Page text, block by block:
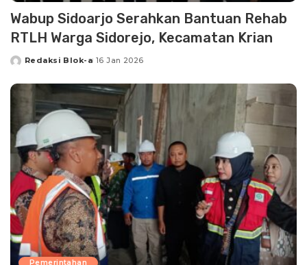
Wabup Sidoarjo Serahkan Bantuan Rehab
RTLH Warga Sidorejo, Kecamatan Krian
Posted
Redaksi Blok-a 16 Jan 2026
Pemerintahan